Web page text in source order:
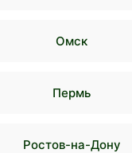
Омск
Пермь
Ростов-на-Дону